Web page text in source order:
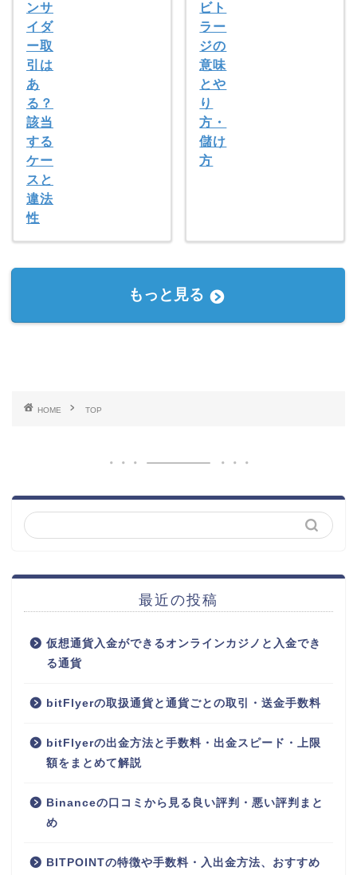
ンサ
イダ
ー取
引は
あ
る？
該当
する
ケー
スと
違法
性
ビト
ラー
ジの
意味
とや
り
方・
儲け
方
もっと見る
HOME TOP
最近の投稿
仮想通貨入金ができるオンラインカジノと入金でき
る通貨
bitFlyerの取扱通貨と通貨ごとの取引・送金手数料
bitFlyerの出金方法と手数料・出金スピード・上限
額をまとめて解説
Binanceの口コミから見る良い評判・悪い評判まと
め
BITPOINTの特徴や手数料・入出金方法、おすすめ